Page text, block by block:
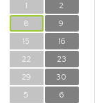
1
2
8
9
15
16
22
23
29
30
5 6